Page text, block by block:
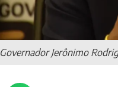
Governador Jerônimo